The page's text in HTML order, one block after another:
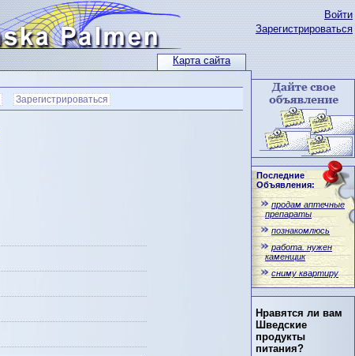
Карта сайта
Войти
Зарегистрироваться
Последние
Объявления:
продам аптечные
препараты
познакомлюсь
работа. нужен
каменщик
сниму квартиру
Нравятся ли вам
Шведские
продукты
питания?
Зарегистрироваться